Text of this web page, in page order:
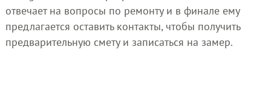
отвечает на вопросы по ремонту и в финале ему
предлагается оставить контакты, чтобы получить
предварительную смету и записаться на замер.